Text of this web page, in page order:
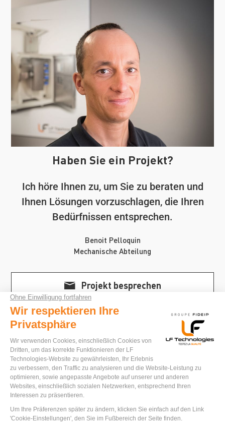
Haben Sie ein Projekt?
Ich höre Ihnen zu, um Sie zu beraten und
Ihnen Lösungen vorzuschlagen, die Ihren
Bedürfnissen entsprechen.
Benoit Pelloquin
Mechanische Abteilung
+33 (0)2 52 56 04 20
Projekt besprechen
ANDERE ANWENDUNGEN
DES SEKTORS
Entdecken Sie weitere Prüfstände und